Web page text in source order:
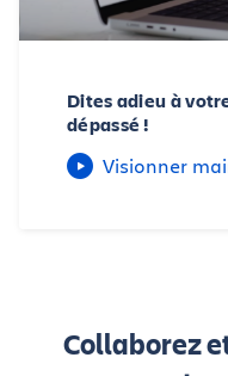
Dites adieu à
dépassé !
Visionner
Collaborez